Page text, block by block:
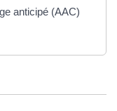
anticipé (AAC)